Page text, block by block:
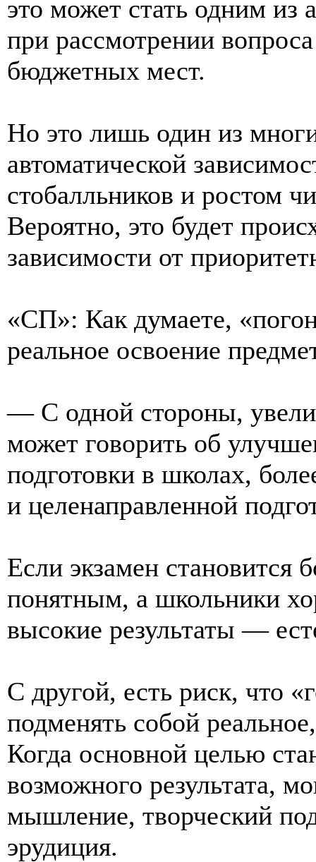
это может стать одним из
при рассмотрении
бюджетных мест.
Но это лишь один из
автоматической
стобалльников и ростом
Вероятно, это будет
зависимости от
«СП»: Как думаете,
реальное освоение
— С одной стороны,
может говорить об
подготовки в школах,
и целенаправленной
Если экзамен становится
понятным, а школьники
высокие результаты —
С другой, есть риск, что
подменять собой
Когда основной целью
возможного результата,
мышление, творческий
эрудиция.